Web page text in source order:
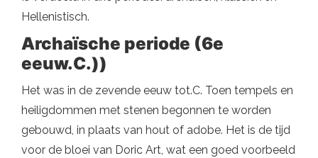
Hellenistisch.
Archaïsche periode (6e
eeuw.C.))
Het was in de zevende eeuw tot.C. Toen tempels en
heiligdommen met stenen begonnen te worden
gebouwd, in plaats van hout of adobe. Het is de tijd
voor de bloei van Doric Art, wat een goed voorbeeld